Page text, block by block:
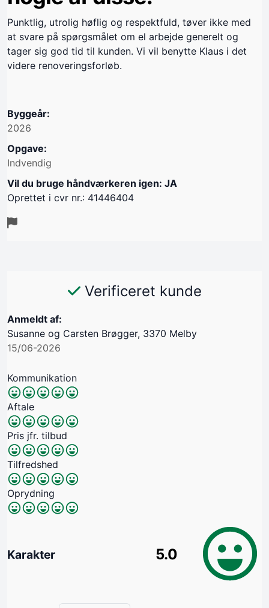
Punktlig, utrolig høflig og respektfuld, tøver ikke med
at svare på spørgsmålet om el arbejde generelt og
tager sig god tid til kunden. Vi vil benytte Klaus i det
videre renoveringsforløb.
Byggeår:
2026
Opgave:
Indvendig
Vil du bruge håndværkeren igen: JA
Oprettet i cvr nr.: 41446404
Verificeret kunde
Anmeldt af:
Susanne og Carsten Brøgger, 3370 Melby
15/06-2026
Kommunikation
Aftale
Pris jfr. tilbud
Tilfredshed
Oprydning
Karakter 5.0